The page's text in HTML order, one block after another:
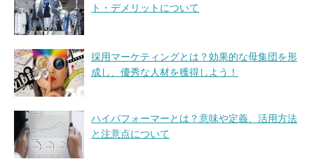
ト・デメリットについて
採用マーケティングとは？効果的な母集団を形
成し、優秀な人材を獲得しよう！
ハイパフォーマーとは？意味や定義、活用方法
と注意点について